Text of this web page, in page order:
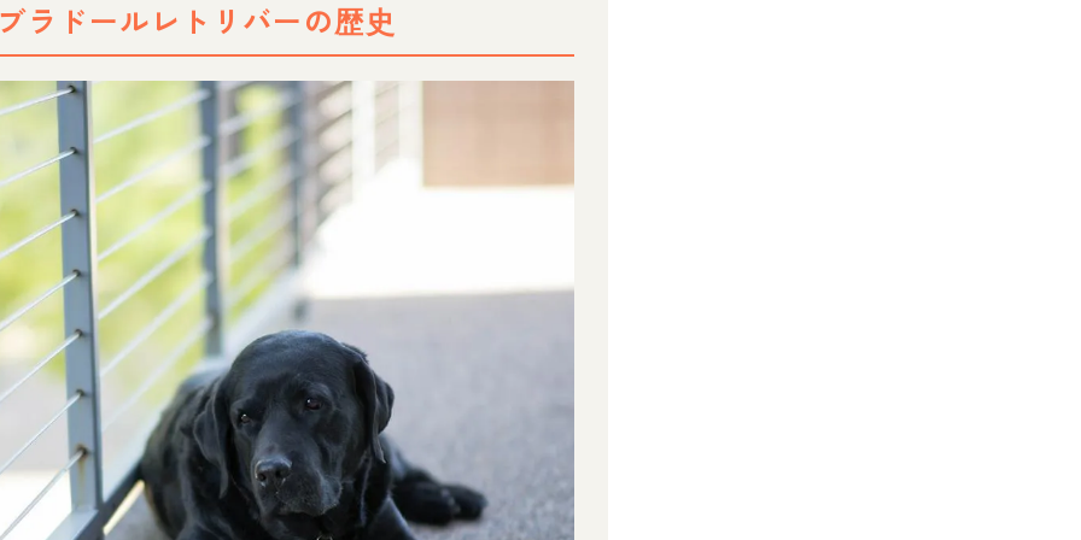
ラドールレトリバーの歴史